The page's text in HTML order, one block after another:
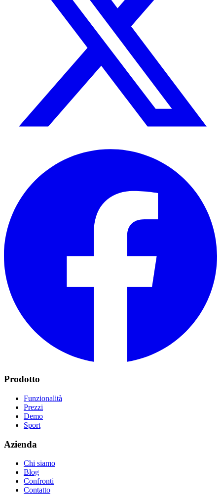
Prodotto
Funzionalità
Prezzi
Demo
Sport
Azienda
Chi siamo
Blog
Confronti
Contatto